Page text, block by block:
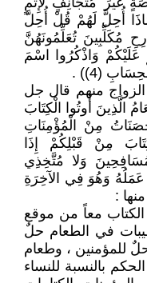
(3) يَسْأَلُونَكَ مَاذَا أُحِلَّ لَهُمْ قُلْ أُحِلَّ
مُكَلِّبِينَ تُعَلِّمُونَهُنَّ
وَاذْكُرُوا اسْمَ
(4)) .
منهم قال جل
الَّذِينَ أُوتُوا الْكِتَابَ
مِنْ الْمُؤْمِنَاتِ
مِنْ قَبْلِكُمْ إِذَا
وَلا مُتَّخِذِي
عَمَلُهُ وَهُوَ فِي الآخِرَةِ
الكتاب معاً من موقع
في الطعام حلٌ
للمؤمنين ، وطعام
بالنسبة للنساء